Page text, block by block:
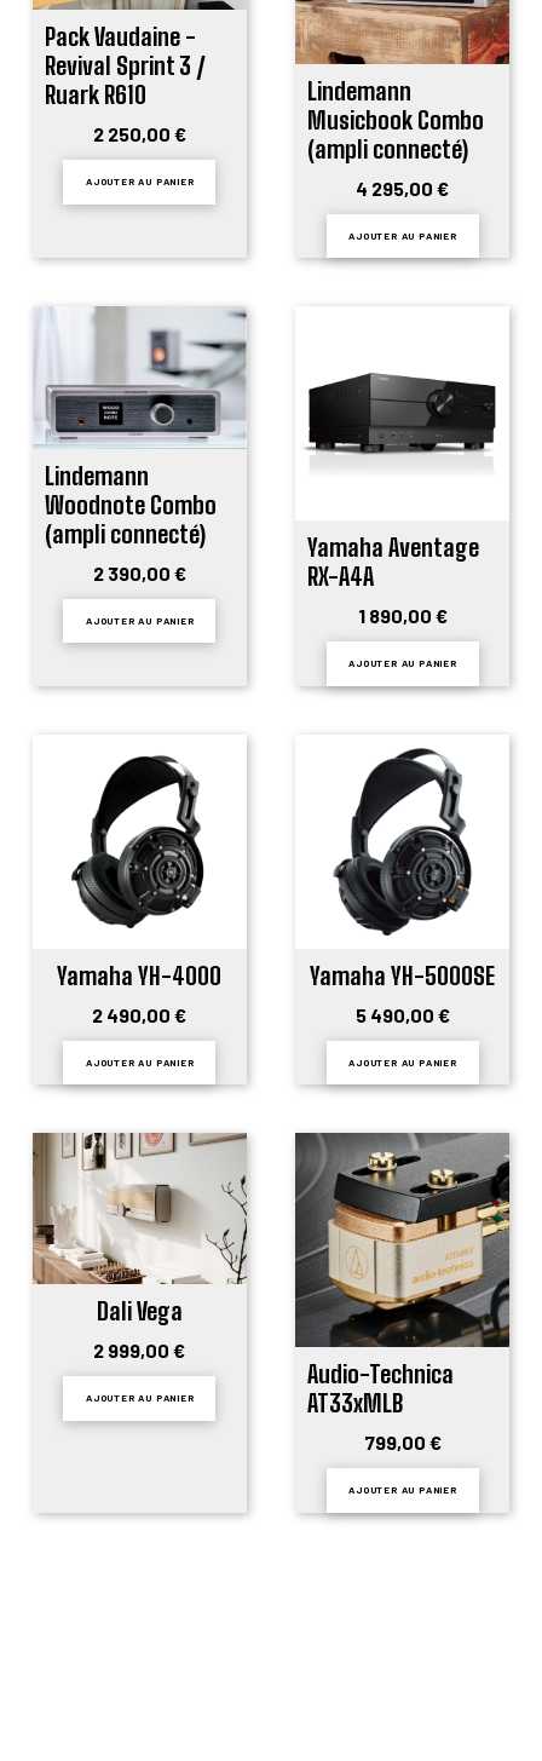
Pack Vaudaine -
Revival Sprint 3 /
Ruark R610
2 250,00 €
AJOUTER AU PANIER
Lindemann
Musicbook Combo
(ampli connecté)
4 295,00 €
AJOUTER AU PANIER
Lindemann
Woodnote Combo
(ampli connecté)
2 390,00 €
AJOUTER AU PANIER
Yamaha Aventage
RX-A4A
1 890,00 €
AJOUTER AU PANIER
Yamaha YH-4000
2 490,00 €
AJOUTER AU PANIER
Yamaha YH-5000SE
5 490,00 €
AJOUTER AU PANIER
Dali Vega
2 999,00 €
AJOUTER AU PANIER
Audio-Technica
AT33xMLB
799,00 €
AJOUTER AU PANIER